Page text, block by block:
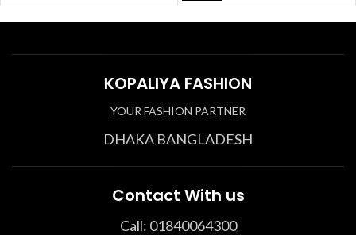
KOPALIYA FASHION
YOUR FASHION PARTNER
DHAKA BANGLADESH
Contact With us
Call: 01840064300